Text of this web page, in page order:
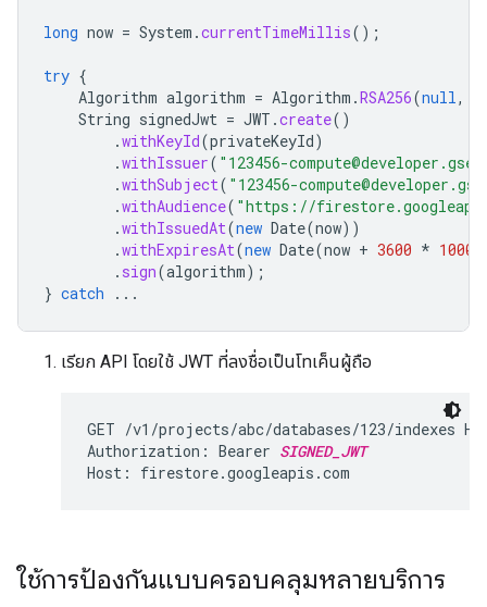
long now = System .currentTimeMillis();
try {
Algorithm algorithm = Algorithm .RSA256(null,
String signedJwt = JWT .create()
.withKeyId(privateKeyId)
.withIssuer( "123456-
.withSubject( "123456-
.withAudience( "https://
.withIssuedAt(new Date(now))
.withExpiresAt(new Date(now + 3600 * 1000L
. sign(algorithm);
} catch ...
เรียก API โดยใช้ JWT ที่ลงชื่อเป็นโทเค็นผู้ถือ
GET /v1/projects/abc/databases/123/indexes
Authorization: Bearer SIGNED_JWT
Host: firestore.googleapis.com
ใช้การป้องกันแบบครอบคลุมหลายบริการ